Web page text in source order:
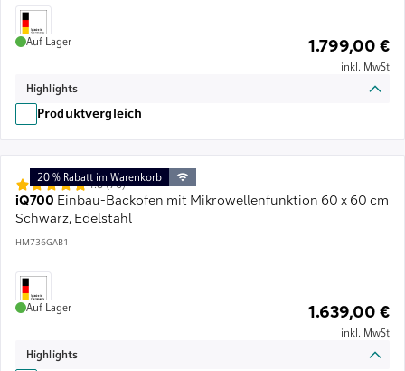
Auf Lager 1.799,00 €
inkl. MwSt
Highlights
Produktvergleich
iQ700 Einbau-Backofen mit Mikrowellenfunktion 60 x 60 cm
Schwarz, Edelstahl
HM736GAB1
4.8 (76)
20 % Rabatt im Warenkorb
Auf Lager 1.639,00 €
inkl. MwSt
Highlights